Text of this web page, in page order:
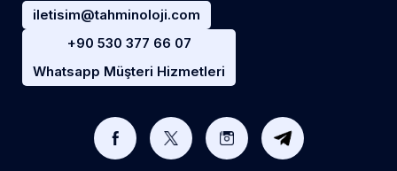
iletisim@tahminoloji.com
+90 530 377 66 07
Whatsapp Müşteri Hizmetleri